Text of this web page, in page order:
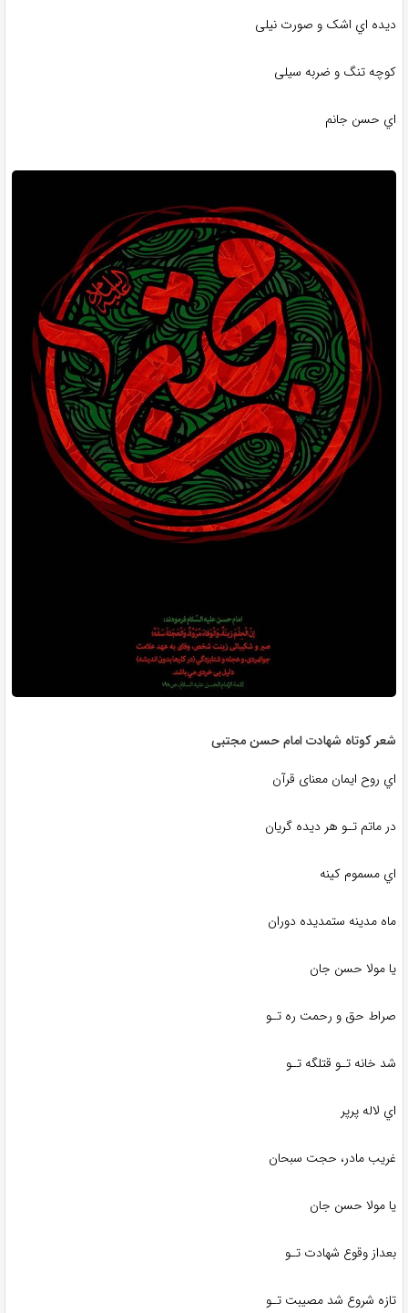
دیده اي اشک و صورت نیلی
کوچه تنگ و ضربه سیلی
اي حسن جانم
شعر کوتاه شهادت امام حسن مجتبی
اي روح ایمان معنای قرآن
در ماتم تـو هر دیده گریان
اي مسموم کینه
ماه مدینه ستمدیده دوران
یا مولا حسن‌ جان
صراط حق و رحمت ره تـو
شد خانه تـو قتلگه تـو
اي لاله پرپر
غریب مادر، حجت سبحان
یا مولا حسن‌ جان
بعداز وقوع شهادت تـو
تازه شروع شد مصیبت تـو